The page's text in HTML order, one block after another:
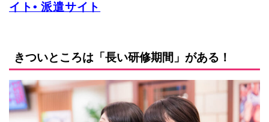
イト• 派遣サイト
きついところは「長い研修期間」がある！